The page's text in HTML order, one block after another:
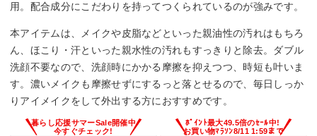
用。配合成分にこだわりを持ってつくられているのが強みです。
本アイテムは、メイクや皮脂などといった親油性の汚れはもちろ
ん、ほこり・汗といった親水性の汚れもすっきりと除去。ダブル
洗顔不要なので、洗顔時にかかる摩擦を抑えつつ、時短も叶いま
す。濃いメイクも摩擦せずにするっと落とせるので、毎日しっか
りアイメイクをして外出する方におすすめです。